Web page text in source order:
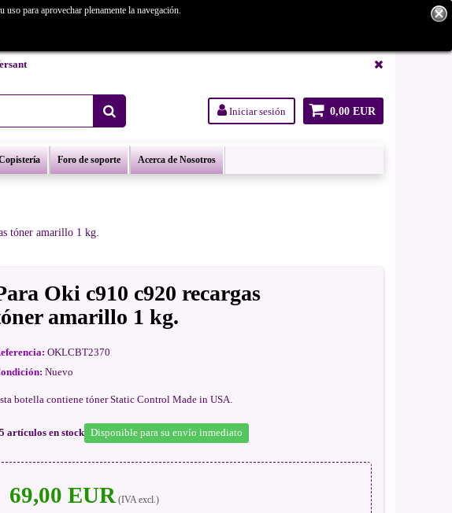
encuentras? Consúltanos.
0,00 EUR
Iniciar sesión
Foro de soporte Acerca de Nosotros
para aprovechar plenamente la navegación.
tóner amarillo 1 kg.
Oki c910 c920 recargas
amarillo 1 kg.
OKLCBT2370
Nuevo
botella contiene tóner Static Control Made in USA.
artículos en stock Disponible para su envío inmediato
69,00 EUR(IVA excl.)